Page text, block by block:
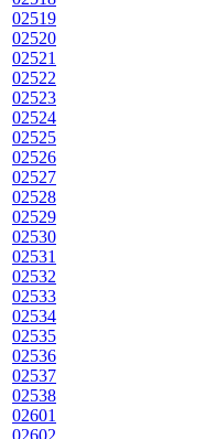
02519
02520
02521
02522
02523
02524
02525
02526
02527
02528
02529
02530
02531
02532
02533
02534
02535
02536
02537
02538
02601
02602